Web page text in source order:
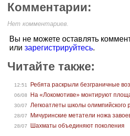
Комментарии:
Нет комментариев.
Вы не можете оставлять
или зарегистрируйтесь.
Читайте также:
12:51 Ребята раскрыли безграничные
06/08 На «Локомотиве» монтируют
30/07 Легкоатлеты школы олимпийского
28/07 Мичуринские метатели ножа
28/07 Шахматы объединяют поколения